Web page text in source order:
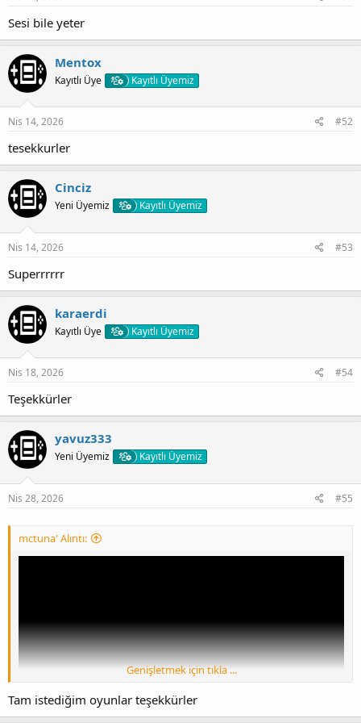
Sesi bile yeter
Mentox
Kayıtlı Üye Kayıtlı Üyemiz
Nis 14, 2026 #52
tesekkurler
Cinciz
Yeni Üyemiz Kayıtlı Üyemiz
Nis 14, 2026 #53
Superrrrrr
karaerdi
Kayıtlı Üye Kayıtlı Üyemiz
Nis 18, 2026 #54
Teşekkürler
yavuz333
Yeni Üyemiz Kayıtlı Üyemiz
Nis 28, 2026 #55
mctuna' Alıntı:
Genişletmek için tıkla ...
Tam istediğim oyunlar teşekkürler